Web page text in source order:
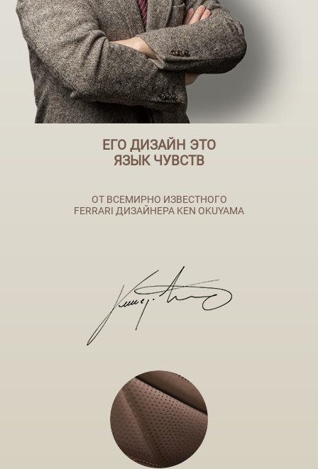
ЕГО ДИЗАЙН ЭТО
ЯЗЫК ЧУВСТВ
ОТ ВСЕМИРНО ИЗВЕСТНОГО
FERRARI ДИЗАЙНЕРА KEN OKUYAMA